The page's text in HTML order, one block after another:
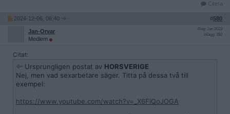
Citera
2024-12-06, 06:40 #580
Jan-Orvar
Medlem
Reg: Jan 2023
Inlägg: 282
Citat:
Ursprungligen postat av HORSVERIGE
Nej, men vad sexarbetare säger. Titta på dessa två till
exempel:
https://www.youtube.com/watch?v=_X6FiQoJOGA